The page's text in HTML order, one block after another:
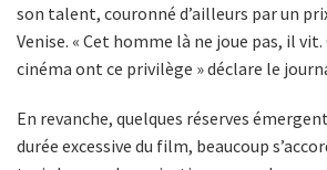
son talent, couronné d’ailleurs par un
Venise. « Cet homme là ne joue pas, il
cinéma ont ce privilège » déclare le
En revanche, quelques réserves
durée excessive du film, beaucoup